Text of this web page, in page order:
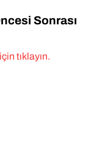
Sonrası
tıklayın.